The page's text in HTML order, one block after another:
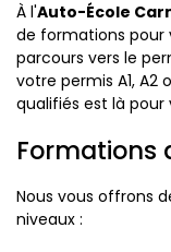
À l'Auto-École
de formations pour
parcours vers le
votre permis A1, A2
qualifiés est là pour
Formations
Nous vous offrons
niveaux :